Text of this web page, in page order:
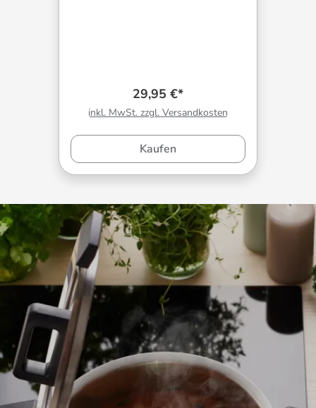
29,95 €*
inkl. MwSt. zzgl. Versandkosten
Kaufen